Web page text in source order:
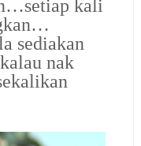
kali
sediakan
nak